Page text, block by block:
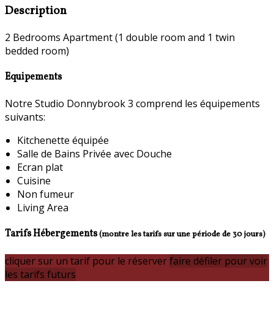
Description
2 Bedrooms Apartment (1 double room and 1 twin
bedded room)
Equipements
Notre Studio Donnybrook 3 comprend les équipements
suivants:
Kitchenette équipée
Salle de Bains Privée avec Douche
Ecran plat
Cuisine
Non fumeur
Living Area
Tarifs Hébergements(montre les tarifs sur une période de 30 jours)
cliquer sur un tarif pour le réserverfaire défiler pour voir
les tarifs futurs